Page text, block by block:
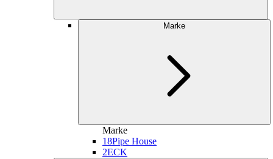
Marke
Marke
18Pipe House
2ECK